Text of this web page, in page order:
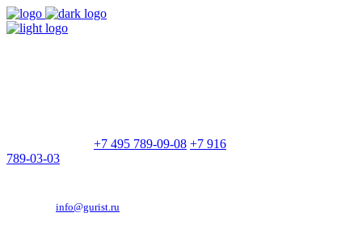
+7 495 789-09-08 +7 916
789-03-03
info@gurist.ru